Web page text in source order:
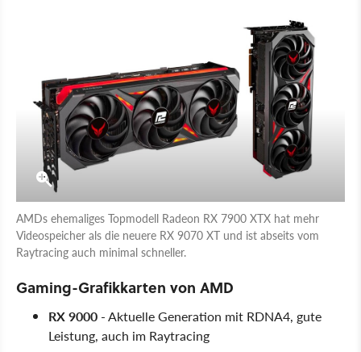
AMDs ehemaliges Topmodell Radeon RX 7900 XTX hat mehr
Videospeicher als die neuere RX 9070 XT und ist abseits vom
Raytracing auch minimal schneller.
Gaming-Grafikkarten von AMD
RX 9000 - Aktuelle Generation mit RDNA4, gute
Leistung, auch im Raytracing